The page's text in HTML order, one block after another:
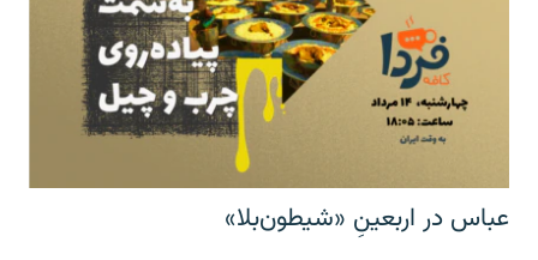
عباس در اربعینِ «شیطون‌بلا»